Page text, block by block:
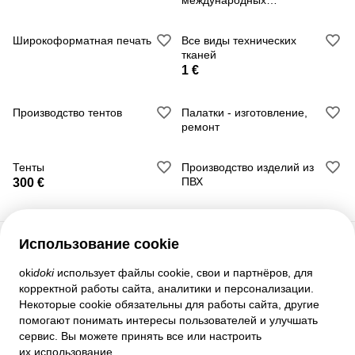
Широкоформатная печать
Все виды технических
тканей
1 €
Производство тентов
Палатки - изготовление,
ремонт
Тенты
300 €
Производство изделий из
ПВХ
Использование cookie
okidokiиспользует файлы cookie, свои и партнёров, для
корректной работы сайта, аналитики и персонализации.
Некоторые cookie обязательны для работы сайта, другие
помогают понимать интересы пользователей и улучшать
сервис. Вы можете принять все или настроить
их использование.
Служба поддержки
Помощь
Правила и соглашения
Настройки приватности
Полная версия сайта